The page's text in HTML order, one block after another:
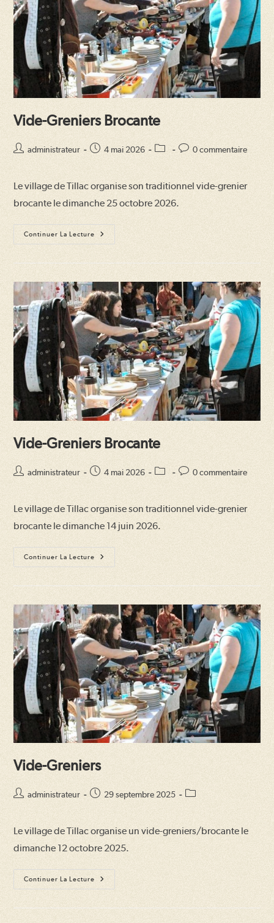
Vide-Greniers Brocante
Auteur/autrice
publication :
administrateur
Publication
4 mai 2026
Post
Commentaires
publication :
0 commentaire
Le village de Tillac organise son traditionnel vide-grenier
brocante le dimanche 25 octobre 2026.
Continuer La Lecture
Vide-
Greniers
Vide-Greniers Brocante
Auteur/autrice
publication :
administrateur
Publication
4 mai 2026
Post
Commentaires
publication :
0 commentaire
Le village de Tillac organise son traditionnel vide-grenier
brocante le dimanche 14 juin 2026.
Continuer La Lecture
Vide-
Greniers
Vide-Greniers
Auteur/autrice
publication :
administrateur
Publication
29 septembre 2025
Post
Le village de Tillac organise un vide-greniers/brocante le
dimanche 12 octobre 2025.
Continuer La Lecture
Vide-
Greniers